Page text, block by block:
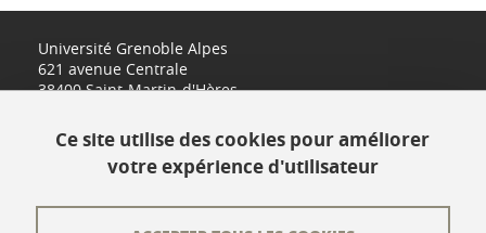
Université Grenoble Alpes
621 avenue Centrale
38400 Saint-Martin-d'Hères
Ce site utilise des cookies pour améliorer
votre expérience d'utilisateur